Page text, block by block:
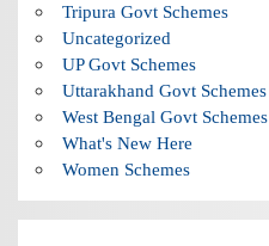
Tripura Govt Schemes
Uncategorized
UP Govt Schemes
Uttarakhand Govt Schemes
West Bengal Govt Schemes
What's New Here
Women Schemes